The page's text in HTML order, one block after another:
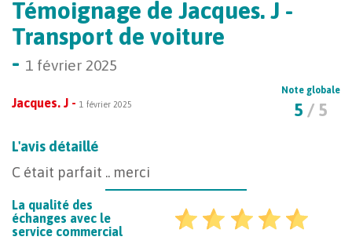
Témoignage de Jacques. J -
Transport de voiture
- 1 février 2025
Jacques. J - 1 février 2025
Note globale
5 / 5
L'avis détaillé
C était parfait .. merci
La qualité des
échanges avec le
service commercial